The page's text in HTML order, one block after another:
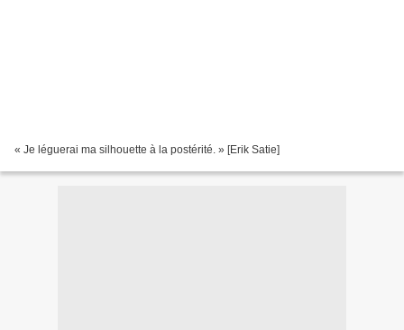
« Je léguerai ma silhouette à la postérité. » [Erik Satie]